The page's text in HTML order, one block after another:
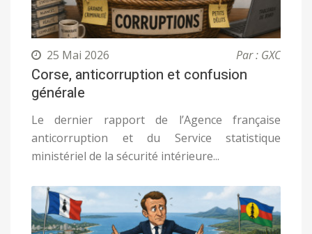
25 Mai 2026 Par : GXC
Corse, anticorruption et confusion
générale
Le dernier rapport de l’Agence française
anticorruption et du Service statistique
ministériel de la sécurité intérieure...